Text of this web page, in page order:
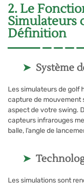
2. Le
Simulateurs
Définition
Système
Les simulateurs de golf
capture de mouvement
aspect de votre swing.
capteurs infrarouges
balle, l’angle de
Les simulations sont